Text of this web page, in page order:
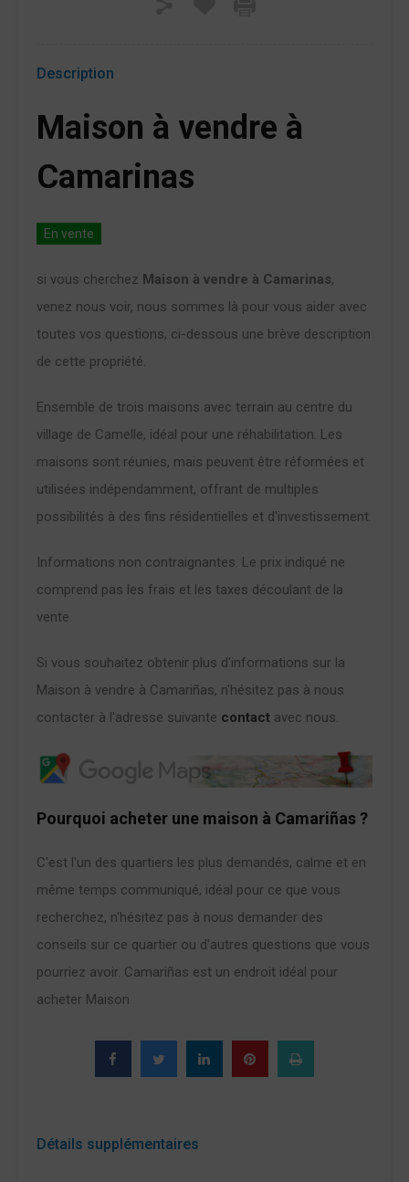
Description
Maison à vendre à
Camarinas
En vente
si vous cherchez Maison à vendre à Camarinas,
venez nous voir, nous sommes là pour vous aider avec
toutes vos questions, ci-dessous une brève description
de cette propriété.
Ensemble de trois maisons avec terrain au centre du
village de Camelle, idéal pour une réhabilitation. Les
maisons sont réunies, mais peuvent être réformées et
utilisées indépendamment, offrant de multiples
possibilités à des fins résidentielles et d'investissement.
Informations non contraignantes. Le prix indiqué ne
comprend pas les frais et les taxes découlant de la
vente.
Si vous souhaitez obtenir plus d'informations sur la
Maison à vendre à Camariñas, n'hésitez pas à nous
contacter à l'adresse suivante contact avec nous.
Pourquoi acheter une maison à Camariñas ?
C'est l'un des quartiers les plus demandés, calme et en
même temps communiqué, idéal pour ce que vous
recherchez, n'hésitez pas à nous demander des
conseils sur ce quartier ou d'autres questions que vous
pourriez avoir. Camariñas est un endroit idéal pour
acheter Maison
Détails supplémentaires